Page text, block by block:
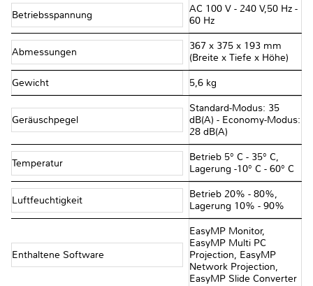
Betriebsspannung
AC 100 V - 240 V,50 Hz -
60 Hz
Abmessungen
367‎ x 375 x 193 mm
(Breite x Tiefe x Höhe)
Gewicht 5,6 kg
Geräuschpegel
Standard-Modus: 35
dB(A) - Economy-Modus:
28 dB(A)
Temperatur
Betrieb 5° C - 35° C,
Lagerung -10° C - 60° C
Luftfeuchtigkeit
Betrieb 20% - 80%,
Lagerung 10% - 90%
Enthaltene Software
EasyMP Monitor,
EasyMP Multi PC
Projection, EasyMP
Network Projection,
EasyMP Slide Converter